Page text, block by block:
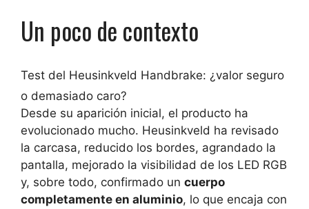
Un poco de contexto
Test del Heusinkveld Handbrake: ¿valor seguro
o demasiado caro?
Desde su aparición inicial, el producto ha
evolucionado mucho. Heusinkveld ha revisado
la carcasa, reducido los bordes, agrandado la
pantalla, mejorado la visibilidad de los LED RGB
y, sobre todo, confirmado un cuerpo
completamente en aluminio, lo que encaja con